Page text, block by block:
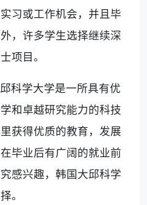
习或工作机会，并且毕
，许多学生选择继续深
项目。
科学大学是一所具有优
和卓越研究能力的科技
获得优质的教育，发展
毕业后有广阔的就业前
感兴趣，韩国大邱科学
。